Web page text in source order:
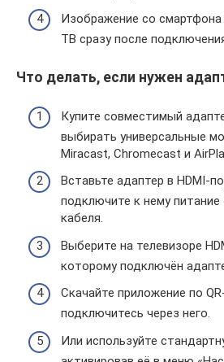
Изображение со смартфона
ТВ сразу после
Что делать, если нужен
Купите совместимый
выбирать универсальные
Miracast, Chromecast и
Вставьте адаптер в HDMI-
подключите к нему
кабеля.
Выберите на телевизоре
которому подключён
Скачайте приложение по
подключитесь через него.
Или используйте